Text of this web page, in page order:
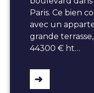
Paris. Ce bien
avec un
grande
44300 € ht…